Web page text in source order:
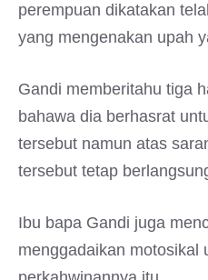
perempuan dikatakan
yang mengenakan upah
Gandi memberitahu tiga
bahawa dia berhasrat
tersebut namun atas
tersebut tetap
Ibu bapa Gandi juga
menggadaikan motosikal